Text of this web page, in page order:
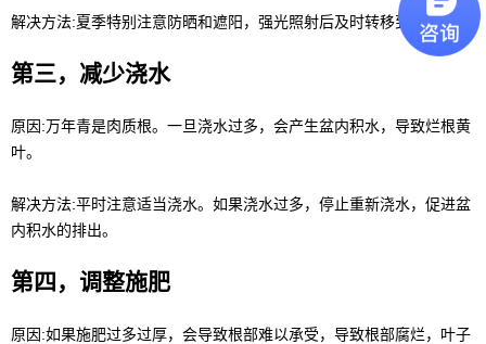
解决方法:夏季特别注意防晒和遮阳，强光照射后及时转移到阴凉处。
第三，减少浇水
原因:万年青是肉质根。一旦浇水过多，会产生盆内积水，导致烂根黄
叶。
解决方法:平时注意适当浇水。如果浇水过多，停止重新浇水，促进盆
内积水的排出。
第四，调整施肥
原因:如果施肥过多过厚，会导致根部难以承受，导致根部腐烂，叶子